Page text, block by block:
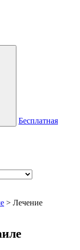
Бесплатная
> Лечение